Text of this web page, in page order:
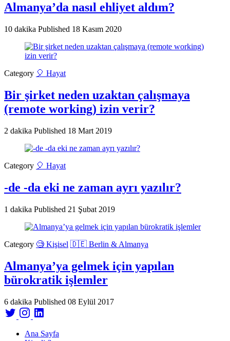
Almanya’da nasıl ehliyet aldım?
10 dakika Published 18 Kasım 2020
Category 🎈 Hayat
Bir şirket neden uzaktan çalışmaya
(remote working) izin verir?
2 dakika Published 18 Mart 2019
Category 🎈 Hayat
-de -da eki ne zaman ayrı yazılır?
1 dakika Published 21 Şubat 2019
Category 🧐 Kişisel 🇩🇪 Berlin & Almanya
Almanya’ya gelmek için yapılan
bürokratik işlemler
6 dakika Published 08 Eylül 2017
Ana Sayfa